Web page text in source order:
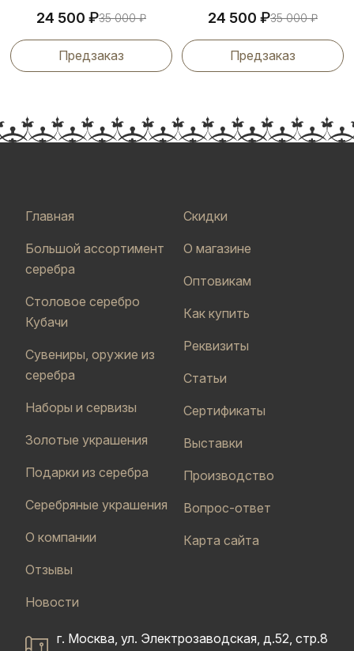
24 500 ₽35 000₽
Предзаказ
24 500 ₽35 000₽
Предзаказ
Главная
Большой ассортимент
серебра
Столовое серебро
Кубачи
Сувениры, оружие из
серебра
Наборы и сервизы
Золотые украшения
Подарки из серебра
Серебряные украшения
О компании
Отзывы
Новости
Скидки
О магазине
Оптовикам
Как купить
Реквизиты
Статьи
Сертификаты
Выставки
Производство
Вопрос-ответ
Карта сайта
г. Москва, ул. Электрозаводская, д.52, стр.8